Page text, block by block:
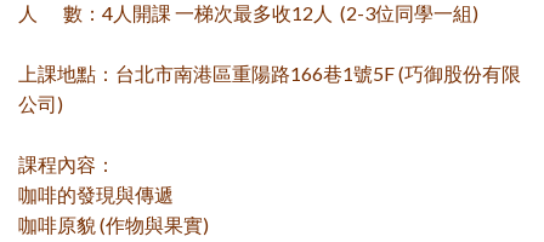
人 數：4人開課 一梯次最多收12人 (2-3位同學一組)
上課地點：台北市南港區重陽路166巷1號5F (巧御股份有限
公司)
課程內容：
咖啡的發現與傳遞
咖啡原貌 (作物與果實)